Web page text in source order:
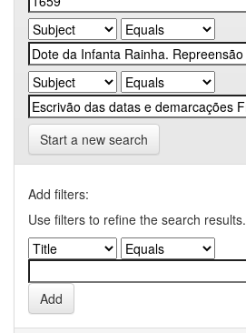
Start a new search
Add filters:
Use filters to refine the search results.